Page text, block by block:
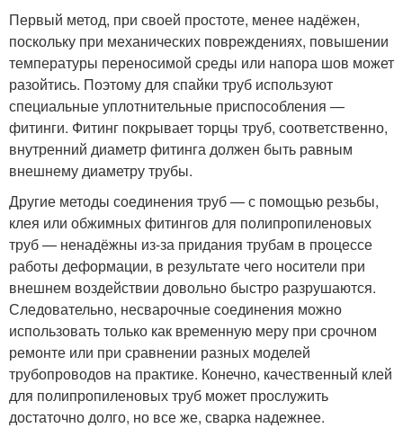
Первый метод, при своей простоте, менее надёжен,
поскольку при механических повреждениях, повышении
температуры переносимой среды или напора шов может
разойтись. Поэтому для спайки труб используют
специальные уплотнительные приспособления —
фитинги. Фитинг покрывает торцы труб, соответственно,
внутренний диаметр фитинга должен быть равным
внешнему диаметру трубы.
Другие методы соединения труб — с помощью резьбы,
клея или обжимных фитингов для полипропиленовых
труб — ненадёжны из-за придания трубам в процессе
работы деформации, в результате чего носители при
внешнем воздействии довольно быстро разрушаются.
Следовательно, несварочные соединения можно
использовать только как временную меру при срочном
ремонте или при сравнении разных моделей
трубопроводов на практике. Конечно, качественный клей
для полипропиленовых труб может прослужить
достаточно долго, но все же, сварка надежнее.